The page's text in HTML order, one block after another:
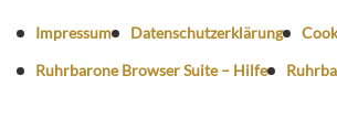
Impressum Datenschutzerklärung
Ruhrbarone Browser Suite – Hilfe